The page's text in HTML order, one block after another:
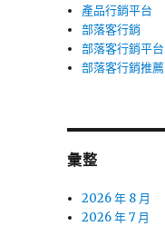
產品行銷平台
部落客行銷
部落客行銷平台
部落客行銷推薦
彙整
2026 年 8 月
2026 年 7 月